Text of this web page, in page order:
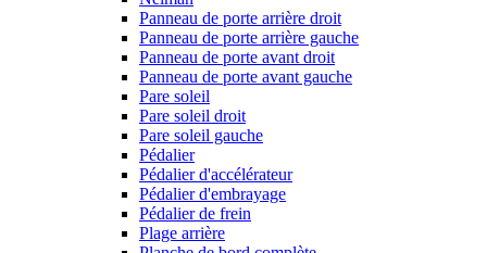
Panneau de porte arrière droit
Panneau de porte arrière gauche
Panneau de porte avant droit
Panneau de porte avant gauche
Pare soleil
Pare soleil droit
Pare soleil gauche
Pédalier
Pédalier d'accélérateur
Pédalier d'embrayage
Pédalier de frein
Plage arrière